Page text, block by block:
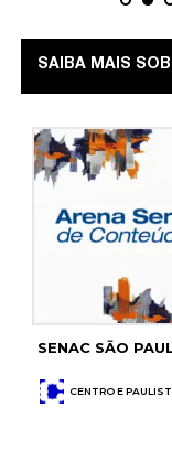
SAIBA MAIS
SENAC SĀO
CENTRO E